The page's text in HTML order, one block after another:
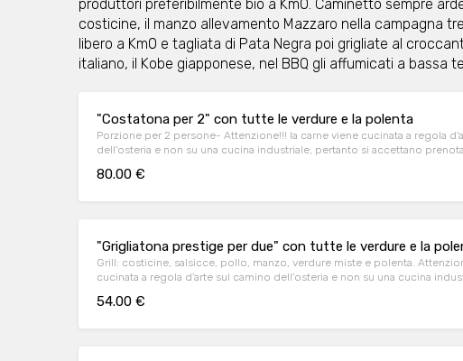
produttori preferibilmente bio a Km0. Caminetto sempre
costicine, il manzo allevamento Mazzaro nella campagna
libero a Km0 e tagliata di Pata Negra poi grigliate al
italiano, il Kobe giapponese, nel BBQ gli affumicati a bassa
"Costatona per 2" con tutte le verdure e la polenta
Porzione per 2 persone- Attenzione!!! la carne viene cucinata a regola
dell'osteria e non su una cucina industriale, pertanto si accettano
80.00 €
"Grigliatona prestige per due" con tutte le verdure e la
Grill: costicine, salsicce, pollo, manzo, verdure miste e polenta.
cucinata a regola d'arte sul camino dell'osteria e non su una cucina
della stessa
54.00 €